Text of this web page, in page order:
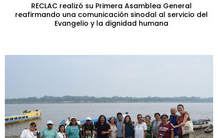
RECLAC realizó su Primera Asamblea General
reafirmando una comunicación sinodal al servicio del
Evangelio y la dignidad humana